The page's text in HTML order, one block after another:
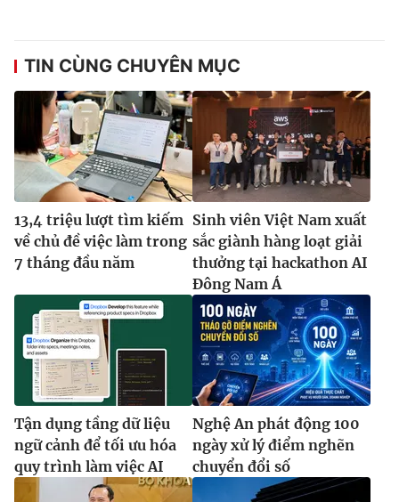
TIN CÙNG CHUYÊN MỤC
13,4 triệu lượt tìm kiếm
về chủ đề việc làm trong
7 tháng đầu năm
Sinh viên Việt Nam xuất
sắc giành hàng loạt giải
thưởng tại hackathon AI
Đông Nam Á
Tận dụng tầng dữ liệu
ngữ cảnh để tối ưu hóa
quy trình làm việc AI
Nghệ An phát động 100
ngày xử lý điểm nghẽn
chuyển đổi số